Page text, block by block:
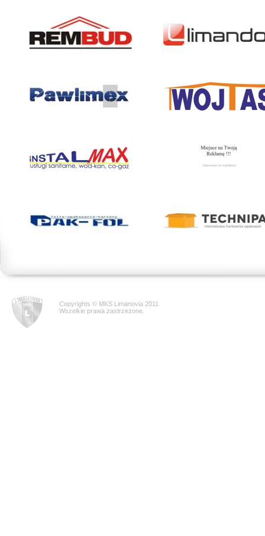
Copyrights © MKS Limanovia 2011
Wszelkie prawa zastrzeżone.